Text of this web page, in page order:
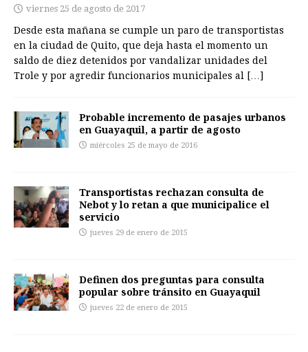
viernes 25 de agosto de 2017
Desde esta mañana se cumple un paro de transportistas
en la ciudad de Quito, que deja hasta el momento un
saldo de diez detenidos por vandalizar unidades del
Trole y por agredir funcionarios municipales al […]
Probable incremento de pasajes urbanos
en Guayaquil, a partir de agosto
miércoles 25 de mayo de 2016
Transportistas rechazan consulta de
Nebot y lo retan a que municipalice el
servicio
jueves 29 de enero de 2015
Definen dos preguntas para consulta
popular sobre tránsito en Guayaquil
jueves 22 de enero de 2015